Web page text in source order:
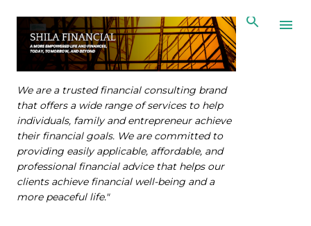
Skip to main content
We are a trusted financial consulting brand
that offers a wide range of services to help
individuals, family and entrepreneur achieve
their financial goals. We are committed to
providing easily applicable, affordable, and
professional financial advice that helps our
clients achieve financial well-being and a
more peaceful life."